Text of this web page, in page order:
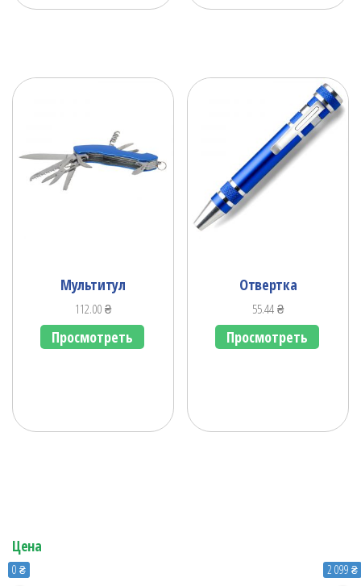
Мультитул
112.00₴
Просмотреть
Отвертка
55.44₴
Просмотреть
Цена
0 ₴ 2 099 ₴